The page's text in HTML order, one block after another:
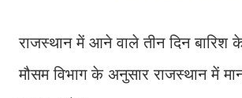
राजस्थान में आने वाले तीन दिन
मौसम विभाग के अनुसार राजस्थान में